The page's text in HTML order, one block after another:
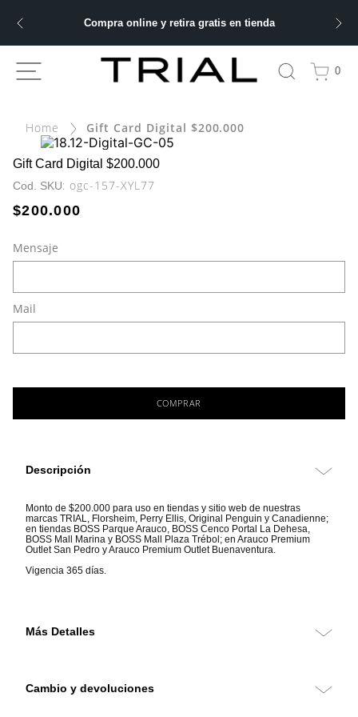
Compra online y retira gratis en tienda
0
Gift Card Digital $200.000
Gift Card Digital $200.000
: ogc-157-XYL77
$200.000
Mensaje
Mail
COMPRAR
Descripción
Monto de $200.000 para uso en tiendas y sitio web de nuestras
marcas TRIAL, Florsheim, Perry Ellis, Original Penguin y Canadienne;
en tiendas BOSS Parque Arauco, BOSS Cenco Portal La Dehesa,
BOSS Mall Marina y BOSS Mall Plaza Trébol; en Arauco Premium
Outlet San Pedro y Arauco Premium Outlet Buenaventura.
Vigencia 365 días.
Más Detalles
Cambio y devoluciones
BUSCADOS